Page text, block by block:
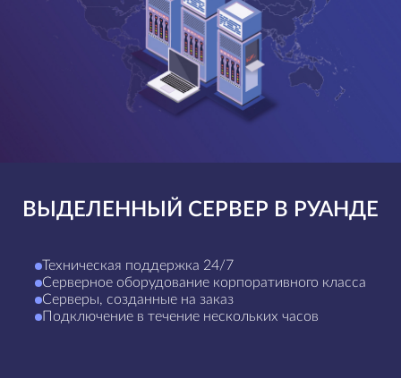
ВЫДЕЛЕННЫЙ СЕРВЕР В РУАНДЕ
Техническая поддержка 24/7
Серверное оборудование корпоративного класса
Серверы, созданные на заказ
Подключение в течение нескольких часов